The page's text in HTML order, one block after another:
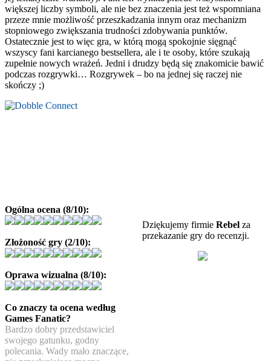
większej liczby symboli, ale nie bez znaczenia jest też wspomniana
przeze mnie możliwość przeszkadzania innym oraz mechanizm
stopniowego zwiększania trudności zdobywania punktów.
Ostatecznie jest to więc gra, w którą mogą spokojnie sięgnąć
wszyscy fani karcianego bestsellera, ale i te osoby, które szukają
zupełnie nowych wrażeń. Jedni i drudzy będą się znakomicie bawić
podczas rozgrywki… Rozgrywek – bo na jednej się raczej nie
skończy ;)
Dziękujemy firmie Rebel za
przekazanie gry do recenzji.
Ogólna ocena (8/10):
Złożoność gry (2/10):
Oprawa wizualna (8/10):
Co znaczy ta ocena według
Games Fanatic?
Bardzo dobry przedstawiciel
swojego gatunku, godny
polecania. Wady mało znaczące,